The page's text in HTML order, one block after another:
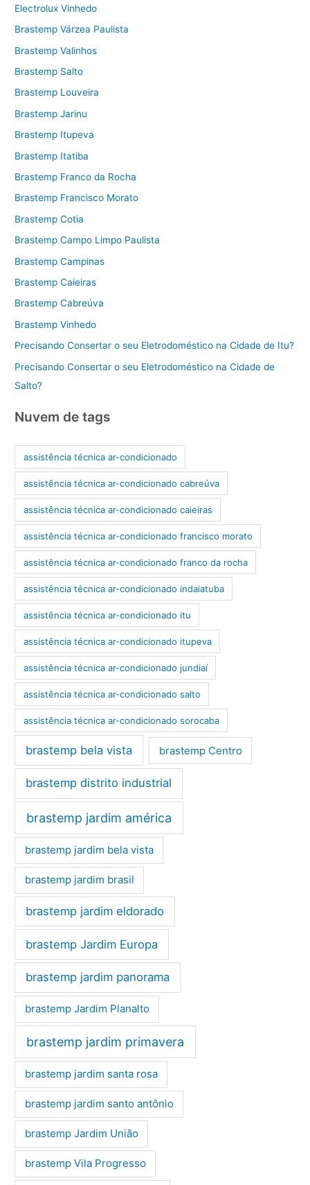
Electrolux Vinhedo
Brastemp Várzea Paulista
Brastemp Valinhos
Brastemp Salto
Brastemp Louveira
Brastemp Jarinu
Brastemp Itupeva
Brastemp Itatiba
Brastemp Franco da Rocha
Brastemp Francisco Morato
Brastemp Cotia
Brastemp Campo Limpo Paulista
Brastemp Campinas
Brastemp Caieiras
Brastemp Cabreúva
Brastemp Vinhedo
Precisando Consertar o seu Eletrodoméstico na Cidade de Itu?
Precisando Consertar o seu Eletrodoméstico na Cidade de
Salto?
Nuvem de tags
assistência técnica ar-condicionado
assistência técnica ar-condicionado cabreúva
assistência técnica ar-condicionado caieiras
assistência técnica ar-condicionado francisco morato
assistência técnica ar-condicionado franco da rocha
assistência técnica ar-condicionado indaiatuba
assistência técnica ar-condicionado itu
assistência técnica ar-condicionado itupeva
assistência técnica ar-condicionado jundiaí
assistência técnica ar-condicionado salto
assistência técnica ar-condicionado sorocaba
brastemp bela vista brastemp Centro
brastemp distrito industrial
brastemp jardim américa
brastemp jardim bela vista
brastemp jardim brasil
brastemp jardim eldorado
brastemp Jardim Europa
brastemp jardim panorama
brastemp Jardim Planalto
brastemp jardim primavera
brastemp jardim santa rosa
brastemp jardim santo antônio
brastemp Jardim União
brastemp Vila Progresso